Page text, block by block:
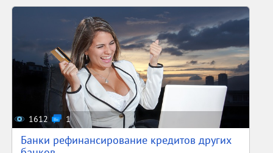
1612 1
Банки рефинансирование кредитов других